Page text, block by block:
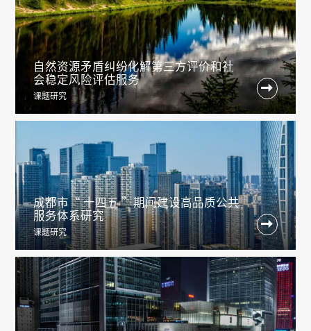
自然资源矛盾纠纷化解第三方评价和社
会稳定风险评估服务
课题研究

成都市“ 十四五 ”期间建设高品质公共
服务体系研究
课题研究
